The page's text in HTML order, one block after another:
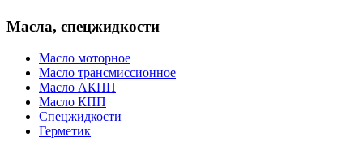
Масла, спецжидкости
Масло моторное
Масло трансмиссионное
Масло АКПП
Масло КПП
Спецжидкости
Герметик